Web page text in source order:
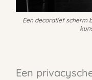
Een decoratief scherm
Een